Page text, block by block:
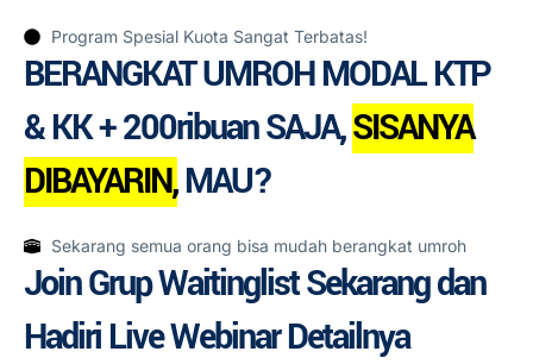
content
Program Spesial Kuota Sangat Terbatas!
BERANGKAT UMROH MODAL KTP
& KK + 200ribuan SAJA,SISANYA
DIBAYARIN,MAU?
Sekarang semua orang bisa mudah berangkat umroh
Join Grup Waitinglist Sekarang dan
Hadiri Live Webinar Detailnya